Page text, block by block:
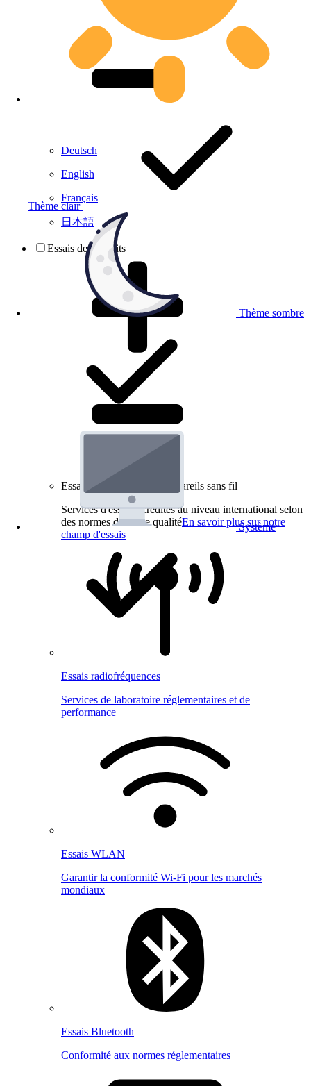
Thème clair
Thème sombre
Système
Deutsch
English
Français
日本語
Essais de produits
Essais de produits pour appareils sans fil
Services d'essai accrédités au niveau international selon
des normes de haute qualitéEn savoir plus sur notre
champ d'essais
Essais radiofréquences
Services de laboratoire réglementaires et de
performance
Essais WLAN
Garantir la conformité Wi-Fi pour les marchés
mondiaux
Essais Bluetooth
Conformité aux normes réglementaires